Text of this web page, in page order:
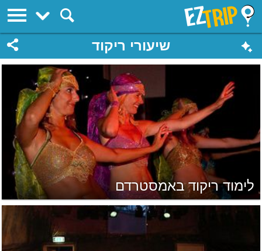
EZTrip
שיעורי ריקוד
לימוד ריקוד באמסטרדם